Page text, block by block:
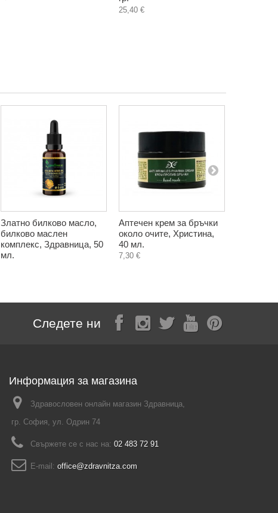
25,40 €
Златно билково масло,
билково маслен
комплекс, Здравница, 50
мл.
Аптечен крем за бръчки
около очите, Христина,
40 мл.
7,30 €
Следете ни
Информация за магазина
Здравословен онлайн магазин Здравница,
гр. София, ул. Одрин 74
Свържете се с нас на: 02 483 72 91
E-mail: office@zdravnitza.com